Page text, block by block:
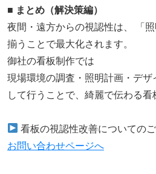
■ まとめ（解決策編）
夜間・遠方からの視認性は、 「
揃うことで最大化されます。
御社の看板制作では
現場環境の調査・照明計画・デ
して行うことで、綺麗で伝わる看
看板の視認性改善についての
お問い合わせページへ